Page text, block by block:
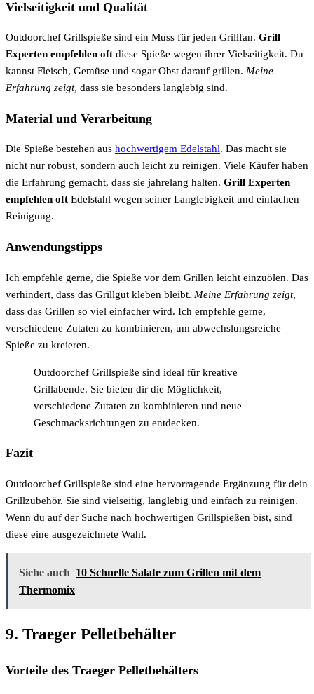
Vielseitigkeit und Qualität
Outdoorchef Grillspieße sind ein Muss für jeden Grillfan. Grill
Experten empfehlen oft diese Spieße wegen ihrer Vielseitigkeit. Du
kannst Fleisch, Gemüse und sogar Obst darauf grillen. Meine
Erfahrung zeigt, dass sie besonders langlebig sind.
Material und Verarbeitung
Die Spieße bestehen aus hochwertigem Edelstahl. Das macht sie
nicht nur robust, sondern auch leicht zu reinigen. Viele Käufer haben
die Erfahrung gemacht, dass sie jahrelang halten. Grill Experten
empfehlen oft Edelstahl wegen seiner Langlebigkeit und einfachen
Reinigung.
Anwendungstipps
Ich empfehle gerne, die Spieße vor dem Grillen leicht einzuölen. Das
verhindert, dass das Grillgut kleben bleibt. Meine Erfahrung zeigt,
dass das Grillen so viel einfacher wird. Ich empfehle gerne,
verschiedene Zutaten zu kombinieren, um abwechslungsreiche
Spieße zu kreieren.
Outdoorchef Grillspieße sind ideal für kreative
Grillabende. Sie bieten dir die Möglichkeit,
verschiedene Zutaten zu kombinieren und neue
Geschmacksrichtungen zu entdecken.
Fazit
Outdoorchef Grillspieße sind eine hervorragende Ergänzung für dein
Grillzubehör. Sie sind vielseitig, langlebig und einfach zu reinigen.
Wenn du auf der Suche nach hochwertigen Grillspießen bist, sind
diese eine ausgezeichnete Wahl.
Siehe auch 10 Schnelle Salate zum Grillen mit dem
Thermomix
9. Traeger Pelletbehälter
Vorteile des Traeger Pelletbehälters